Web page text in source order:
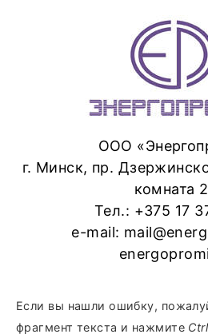
ООО
г. Минск, пр.
комната
Тел.: +375 17
e-mail:
Если вы нашли ошибку,
фрагмент текста и нажмите